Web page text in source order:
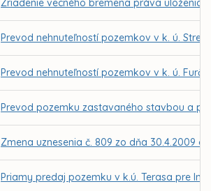
Zriadenie vecného bremena práva uloženia
Prevod nehnuteľností pozemkov v k. ú.
Prevod nehnuteľností pozemkov v k. ú.
Prevod pozemku zastavaného stavbou a
Zmena uznesenia č. 809 zo dňa 30.4.2009
Priamy predaj pozemku v k.ú. Terasa pre